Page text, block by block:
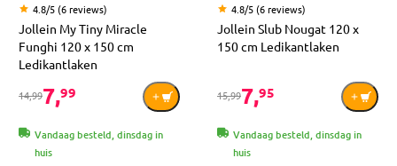
4.8/5 (6 reviews)
Jollein My Tiny Miracle
Funghi 120 x 150 cm
Ledikantlaken
14,997,99
Vandaag besteld, dinsdag in
huis
4.8/5 (6 reviews)
Jollein Slub Nougat 120 x
150 cm Ledikantlaken
15,997,95
Vandaag besteld, dinsdag in
huis